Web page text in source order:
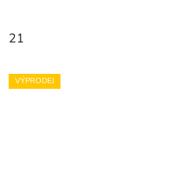
21
VÝPRODEJ